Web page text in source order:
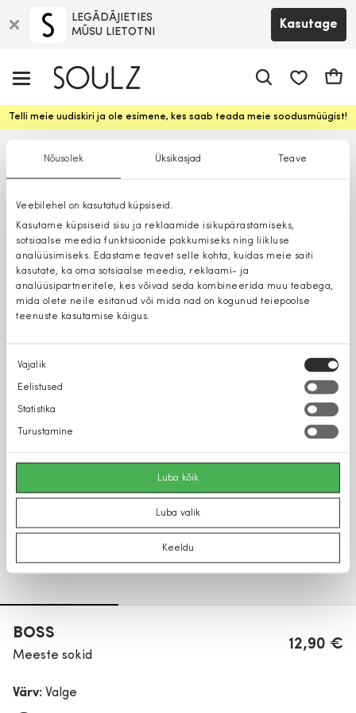
Nõusolek Üksikasjad Teave
Veebilehel on kasutatud küpsiseid.
Kasutame küpsiseid sisu ja reklaamide isikupärastamiseks,
sotsiaalse meedia funktsioonide pakkumiseks ning liikluse
analüüsimiseks. Edastame teavet selle kohta, kuidas meie saiti
kasutate, ka oma sotsiaalse meedia, reklaami- ja
analüüsipartneritele, kes võivad seda kombineerida muu teabega,
mida olete neile esitanud või mida nad on kogunud teiepoolse
teenuste kasutamise käigus.
Nõusoleku
valik
Vajalik
Eelistused
Statistika
Turustamine
Luba kõik
Luba valik
Keeldu
LEGĀDĀJIETIES
MŪSU LIETOTNI
Kasutage
Telli meie uudiskiri ja ole esimene, kes saab teada meie soodusmüügist!
BOSS
Meeste sokid
12,90 €
Värv: Valge